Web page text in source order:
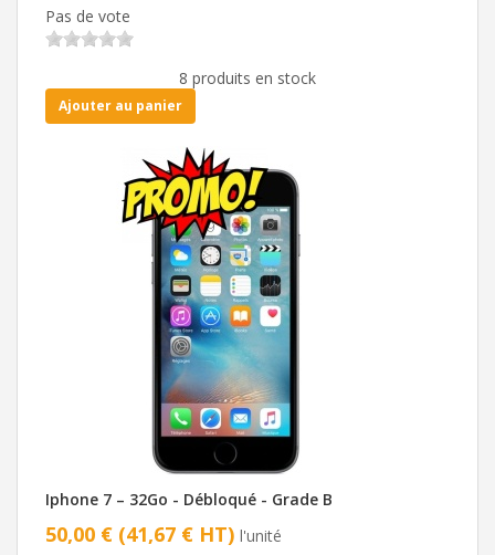
Pas de vote
8 produits en stock
Ajouter au panier
Iphone 7 – 32Go - Débloqué - Grade B
50,00 € (41,67 € HT) l'unité